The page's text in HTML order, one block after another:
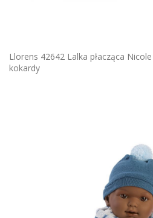
Llorens 42642 Lalka płacząca
kokardy